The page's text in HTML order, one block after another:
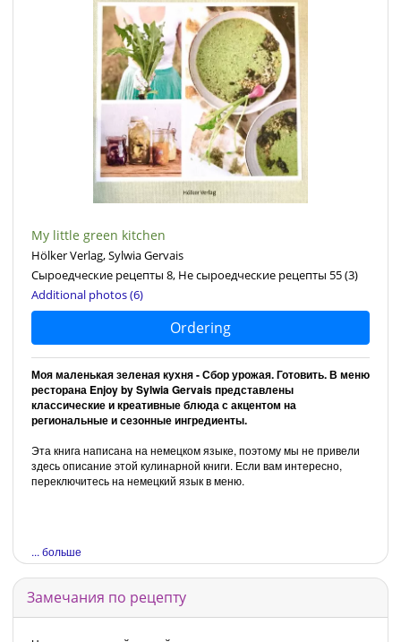
My little green kitchen
Hölker Verlag, Sylwia Gervais
Сыроедческие рецепты 8, Не сыроедческие рецепты 55(3)
Additional photos (6)
Ordering
Моя маленькая зеленая кухня - Сбор урожая. Готовить. В меню
ресторана Enjoy by Sylwia Gervais представлены
классические и креативные блюда с акцентом на
региональные и сезонные ингредиенты.
Эта книга написана на немецком языке, поэтому мы не привели
здесь описание этой кулинарной книги. Если вам интересно,
переключитесь на немецкий язык в меню.
... больше
Замечания по рецепту